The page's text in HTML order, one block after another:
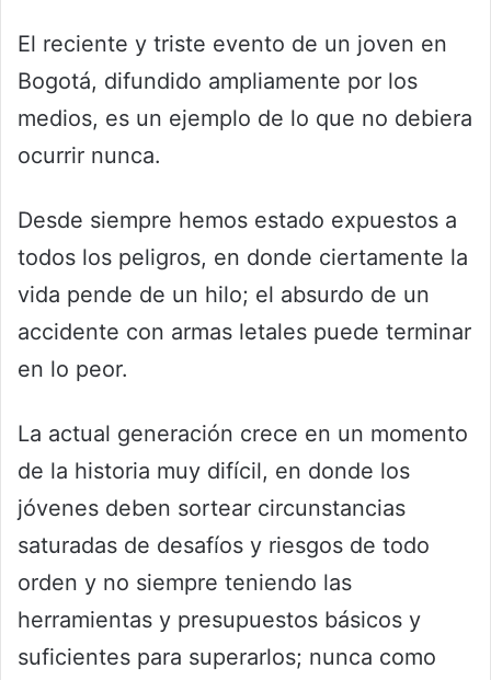
El reciente y triste evento de un joven en
Bogotá, difundido ampliamente por los
medios, es un ejemplo de lo que no debiera
ocurrir nunca.
Desde siempre hemos estado expuestos a
todos los peligros, en donde ciertamente la
vida pende de un hilo; el absurdo de un
accidente con armas letales puede terminar
en lo peor.
La actual generación crece en un momento
de la historia muy difícil, en donde los
jóvenes deben sortear circunstancias
saturadas de desafíos y riesgos de todo
orden y no siempre teniendo las
herramientas y presupuestos básicos y
suficientes para superarlos; nunca como